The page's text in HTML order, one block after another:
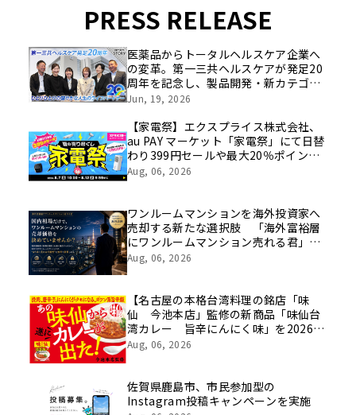
PRESS RELEASE
医薬品からトータルヘルスケア企業へ
の変革。第一三共ヘルスケアが発足20
周年を記念し、製品開発・新カテゴリ
挑戦の舞台や旧社統合時のエピソード
像を公開！
Jun, 19, 2026
【家電祭】エクスプライス株式会社、
au PAY マーケット「家電祭」にて日替
わり399円セールや最大20％ポイント
還元などお得なキャンペーンを
Aug, 06, 2026
ワンルームマンションを海外投資家へ
売却する新たな選択肢 「海外富裕層
にワンルームマンション売れる君」サ
ービス開始
Aug, 06, 2026
【名古屋の本格台湾料理の銘店「味
仙 今池本店」監修の新商品「味仙台
湾カレー 旨辛にんにく味」を2026年
8月3日に発売！】
Aug, 06, 2026
佐賀県鹿島市、市民参加型の
Instagram投稿キャンペーンを実施